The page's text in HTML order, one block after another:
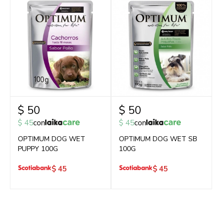
$ 50
$ 45con
OPTIMUM DOG WET
PUPPY 100G
$ 45
$ 50
$ 45con
OPTIMUM DOG WET SB
100G
$ 45